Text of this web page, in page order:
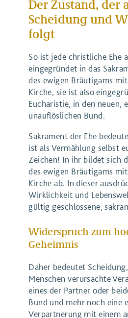
Der Zustand, der
Scheidung und
folgt
So ist jede christliche Ehe
eingegründet in das
des ewigen Bräutigams
Kirche, sie ist also
Eucharistie, in den neuen,
unauflöslichen Bund.
Sakrament der Ehe
ist als Vermählung selbst
Zeichen! In ihr bildet sich
des ewigen Bräutigams
Kirche ab. In dieser
Wirklichkeit und
gültig geschlossene,
Widerspruch zum
Geheimnis
Daher bedeutet
Menschen verursachte
eines der Partner oder
Bund und mehr noch eine
Verpartnerung mit einem